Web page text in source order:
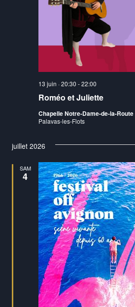
Roméo et Juliette
13 juin · 20:30 -22:00
Chapelle Notre-Dame-de-la-Route
Palavas-les-Flots
juillet 2026
SAM
4